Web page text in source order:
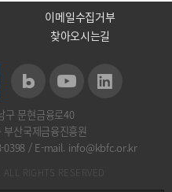
이메일수집거부
찾아오시는길
구 문현금융로40
산국제금융진흥원
0398/ E-mail. info@kbfc.or.kr
RIGHTS RESERVED